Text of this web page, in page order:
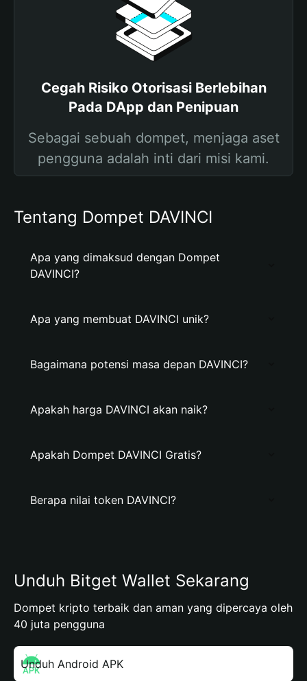
Cegah Risiko Otorisasi Berlebihan
Pada DApp dan Penipuan
Sebagai sebuah dompet, menjaga aset
pengguna adalah inti dari misi kami.
Tentang Dompet DAVINCI
Apa yang dimaksud dengan Dompet
DAVINCI?
Apa yang membuat DAVINCI unik?
Bagaimana potensi masa depan DAVINCI?
Apakah harga DAVINCI akan naik?
Apakah Dompet DAVINCI Gratis?
Berapa nilai token DAVINCI?
Unduh Bitget Wallet Sekarang
Dompet kripto terbaik dan aman yang dipercaya oleh
40 juta pengguna
Unduh Android APK